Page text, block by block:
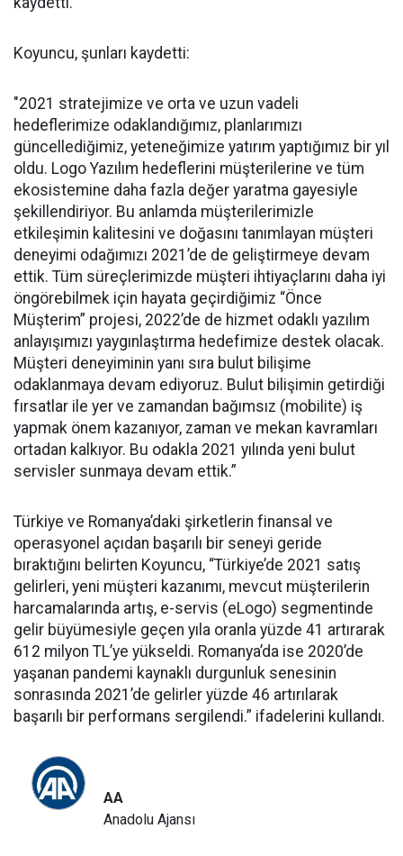
Koyuncu, şunları kaydetti:
"2021 stratejimize ve orta ve uzun vadeli
hedeflerimize odaklandığımız, planlarımızı
güncellediğimiz, yeteneğimize yatırım yaptığımız bir yıl
oldu. Logo Yazılım hedeflerini müşterilerine ve tüm
ekosistemine daha fazla değer yaratma gayesiyle
şekillendiriyor. Bu anlamda müşterilerimizle
etkileşimin kalitesini ve doğasını tanımlayan müşteri
deneyimi odağımızı 2021’de de geliştirmeye devam
ettik. Tüm süreçlerimizde müşteri ihtiyaçlarını daha iyi
öngörebilmek için hayata geçirdiğimiz “Önce
Müşterim” projesi, 2022’de de hizmet odaklı yazılım
anlayışımızı yaygınlaştırma hedefimize destek olacak.
Müşteri deneyiminin yanı sıra bulut bilişime
odaklanmaya devam ediyoruz. Bulut bilişimin getirdiği
fırsatlar ile yer ve zamandan bağımsız (mobilite) iş
yapmak önem kazanıyor, zaman ve mekan kavramları
ortadan kalkıyor. Bu odakla 2021 yılında yeni bulut
servisler sunmaya devam ettik.”
Türkiye ve Romanya’daki şirketlerin finansal ve
operasyonel açıdan başarılı bir seneyi geride
bıraktığını belirten Koyuncu, “Türkiye’de 2021 satış
gelirleri, yeni müşteri kazanımı, mevcut müşterilerin
harcamalarında artış, e-servis (eLogo) segmentinde
gelir büyümesiyle geçen yıla oranla yüzde 41 artırarak
612 milyon TL’ye yükseldi. Romanya’da ise 2020’de
yaşanan pandemi kaynaklı durgunluk senesinin
sonrasında 2021’de gelirler yüzde 46 artırılarak
başarılı bir performans sergilendi.” ifadelerini kullandı.
AA
Anadolu Ajansı